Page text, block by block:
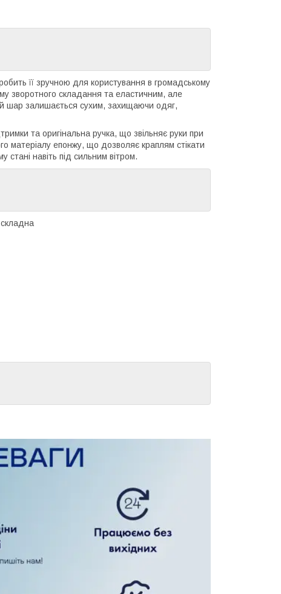
її зручною для користування в громадському
зворотного складання та еластичним, але
шар залишається сухим, захищаючи одяг,
та оригінальна ручка, що звільняє руки при
матеріалу епонжу, що дозволяє краплям стікати
стані навіть під сильним вітром.